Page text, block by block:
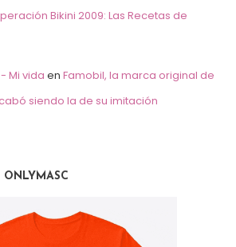
Bikini 2009: Las Recetas de
Mi vida en Famobil, la marca original de
siendo la de su imitación
ONLYMASC